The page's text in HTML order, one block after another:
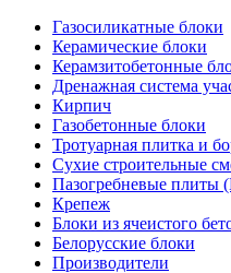
Газосиликатные блоки
Керамические блоки
Керамзитобетонные
Дренажная система
Кирпич
Газобетонные блоки
Тротуарная плитка и
Сухие строительные
Пазогребневые плиты
Крепеж
Блоки из ячеистого
Белорусские блоки
Производители